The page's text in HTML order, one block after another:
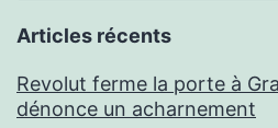
Articles récents
Revolut ferme la porte à
dénonce un acharnement